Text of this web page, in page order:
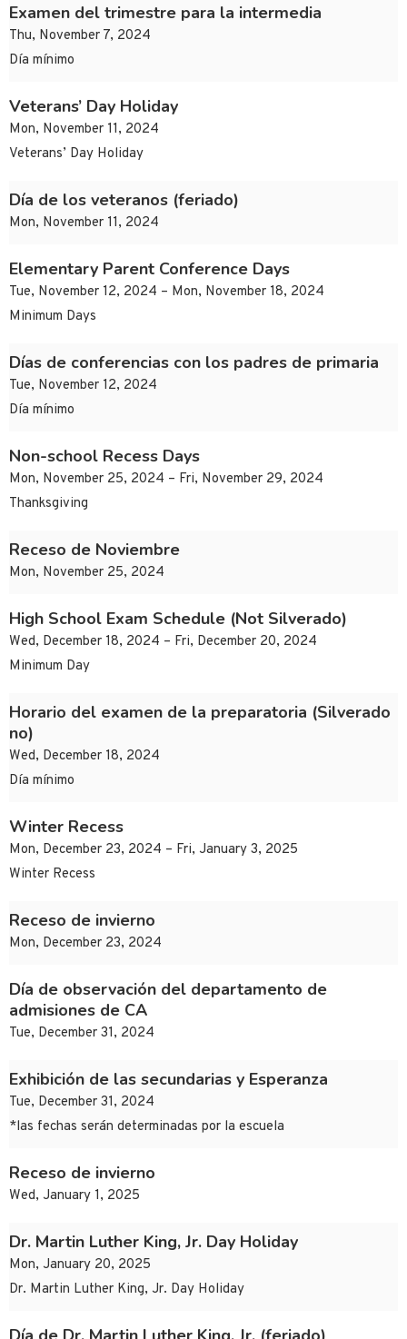
Examen del trimestre para la intermedia
Thu, November 7, 2024
Día mínimo
Veterans’ Day Holiday
Mon, November 11, 2024
Veterans’ Day Holiday
Día de los veteranos (feriado)
Mon, November 11, 2024
Elementary Parent Conference Days
Tue, November 12, 2024 – Mon, November 18, 2024
Minimum Days
Días de conferencias con los padres de primaria
Tue, November 12, 2024
Día mínimo
Non-school Recess Days
Mon, November 25, 2024 – Fri, November 29, 2024
Thanksgiving
Receso de Noviembre
Mon, November 25, 2024
High School Exam Schedule (Not Silverado)
Wed, December 18, 2024 – Fri, December 20, 2024
Minimum Day
Horario del examen de la preparatoria (Silverado
no)
Wed, December 18, 2024
Día mínimo
Winter Recess
Mon, December 23, 2024 – Fri, January 3, 2025
Winter Recess
Receso de invierno
Mon, December 23, 2024
Día de observación del departamento de
admisiones de CA
Tue, December 31, 2024
Exhibición de las secundarias y Esperanza
Tue, December 31, 2024
*las fechas serán determinadas por la escuela
Receso de invierno
Wed, January 1, 2025
Dr. Martin Luther King, Jr. Day Holiday
Mon, January 20, 2025
Dr. Martin Luther King, Jr. Day Holiday